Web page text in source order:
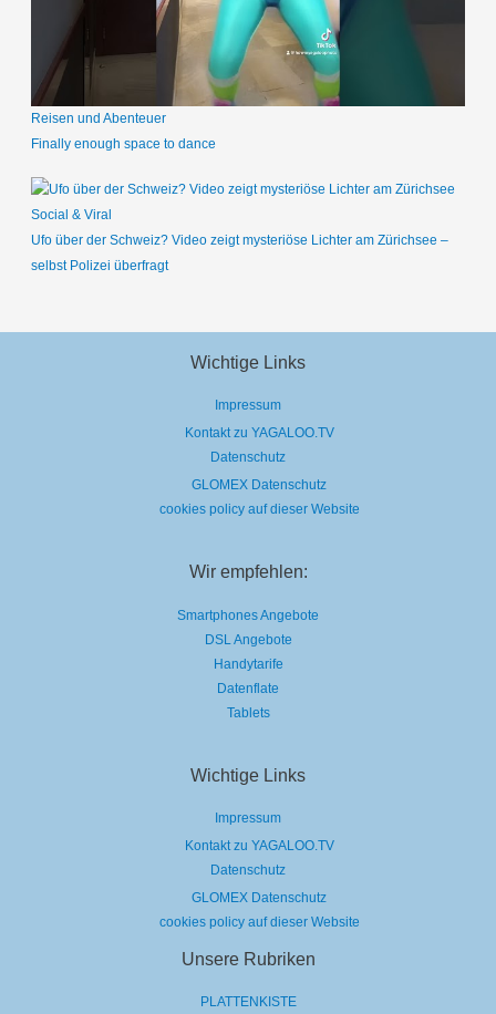
Reisen und Abenteuer
Finally enough space to dance
Social & Viral
Ufo über der Schweiz? Video zeigt mysteriöse Lichter am Zürichsee –
selbst Polizei überfragt
Wichtige Links
Impressum
Kontakt zu YAGALOO.TV
Datenschutz
GLOMEX Datenschutz
cookies policy auf dieser Website
Wir empfehlen:
Smartphones Angebote
DSL Angebote
Handytarife
Datenflate
Tablets
Wichtige Links
Impressum
Kontakt zu YAGALOO.TV
Datenschutz
GLOMEX Datenschutz
cookies policy auf dieser Website
Unsere Rubriken
PLATTENKISTE